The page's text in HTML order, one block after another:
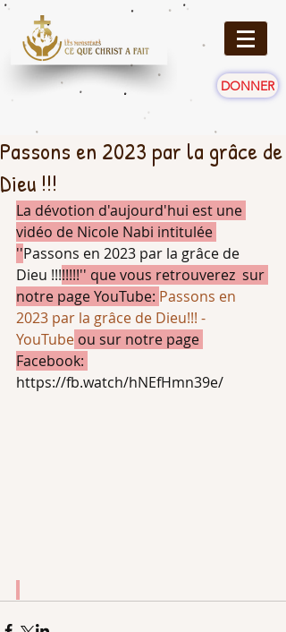
DONNER
Passons en 2023 par la grâce de
Dieu !!!
La dévotion d'aujourd'hui est une
vidéo de Nicole Nabi intitulée
''Passons en 2023 par la grâce de
Dieu !!!!!!!!'' que vous retrouverez  sur
notre page YouTube: Passons en
2023 par la grâce de Dieu!!! -
YouTube ou sur notre page
Facebook:
https://fb.watch/hNEfHmn39e/